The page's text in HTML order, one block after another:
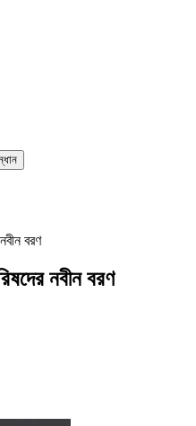
বরণ
নবীন বরণ